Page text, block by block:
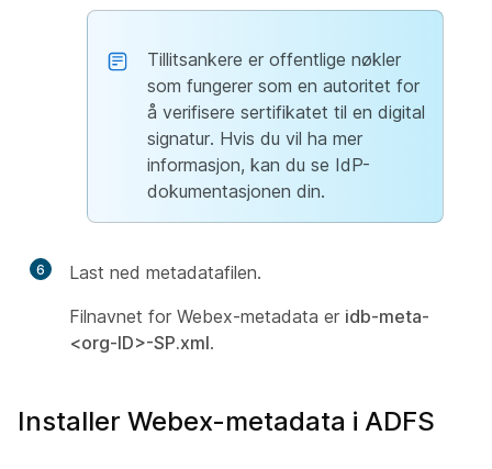
Tillitsankere er offentlige nøkler
som fungerer som en autoritet for
å verifisere sertifikatet til en digital
signatur. Hvis du vil ha mer
informasjon, kan du se IdP-
dokumentasjonen din.
6
Last ned metadatafilen.
Filnavnet for Webex-metadata er idb-meta-
<org-ID>-SP.xml.
Installer Webex-metadata i ADFS